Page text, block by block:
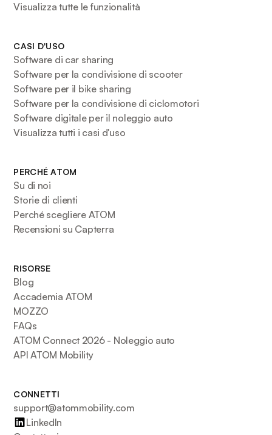
Visualizza tutte le funzionalità
CASI D'USO
Software di car sharing
Software per la condivisione di scooter
Software per il bike sharing
Software per la condivisione di ciclomotori
Software digitale per il noleggio auto
Visualizza tutti i casi d'uso
PERCHÉ ATOM
Su di noi
Storie di clienti
Perché scegliere ATOM
Recensioni su Capterra
RISORSE
Blog
Accademia ATOM
MOZZO
FAQs
ATOM Connect 2026 - Noleggio auto
API ATOM Mobility
CONNETTI
support@atommobility.com
LinkedIn